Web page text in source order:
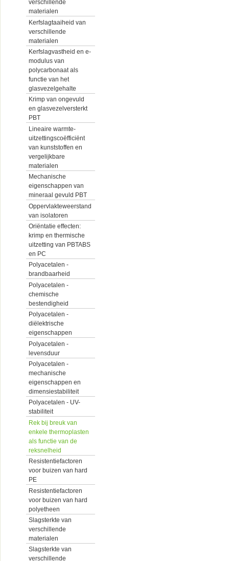
verschillende
materialen
Kerfslagtaaiheid van
verschillende
materialen
Kerfslagvastheid en e-
modulus van
polycarbonaat als
functie van het
glasvezelgehalte
Krimp van ongevuld
en glasvezelversterkt
PBT
Lineaire warmte-
uitzettingscoëfficiënt
van kunststoffen en
vergelijkbare
materialen
Mechanische
eigenschappen van
mineraal gevuld PBT
Oppervlakteweerstand
van isolatoren
Oriëntatie effecten:
krimp en thermische
uitzetting van PBTABS
en PC
Polyacetalen -
brandbaarheid
Polyacetalen -
chemische
bestendigheid
Polyacetalen -
diëlektrische
eigenschappen
Polyacetalen -
levensduur
Polyacetalen -
mechanische
eigenschappen en
dimensiestabiliteit
Polyacetalen - UV-
stabiliteit
Rek bij breuk van
enkele thermoplasten
als functie van de
reksnelheid
Resistentiefactoren
voor buizen van hard
PE
Resistentiefactoren
voor buizen van hard
polyetheen
Slagsterkte van
verschillende
materialen
Slagsterkte van
verschillende